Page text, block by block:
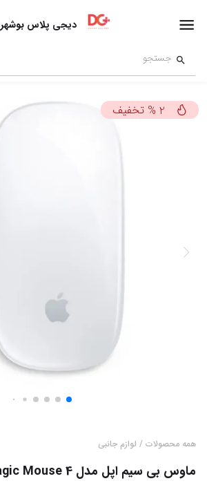
دیجی پلاس بوشهر
2
% تخفیف
همه محصولات / لوازم جانبی
ماوس بی سیم اپل مدل Magic Mouse 4